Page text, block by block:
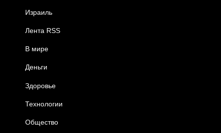
Израиль
Лента RSS
В мире
Деньги
Здоровье
Технологии
Общество